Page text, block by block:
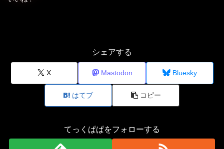
シェアする
X Mastodon Bluesky
はてブ コピー
てっくぱぱをフォローする